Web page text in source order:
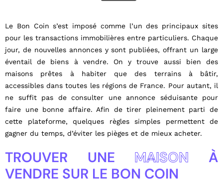
Le Bon Coin s’est imposé comme l’un des principaux sites
pour les transactions immobilières entre particuliers. Chaque
jour, de nouvelles annonces y sont publiées, offrant un large
éventail de biens à vendre. On y trouve aussi bien des
maisons prêtes à habiter que des terrains à bâtir,
accessibles dans toutes les régions de France. Pour autant, il
ne suffit pas de consulter une annonce séduisante pour
faire une bonne affaire. Afin de tirer pleinement parti de
cette plateforme, quelques règles simples permettent de
gagner du temps, d’éviter les pièges et de mieux acheter.
TROUVER UNE MAISON À
VENDRE SUR LE BON COIN